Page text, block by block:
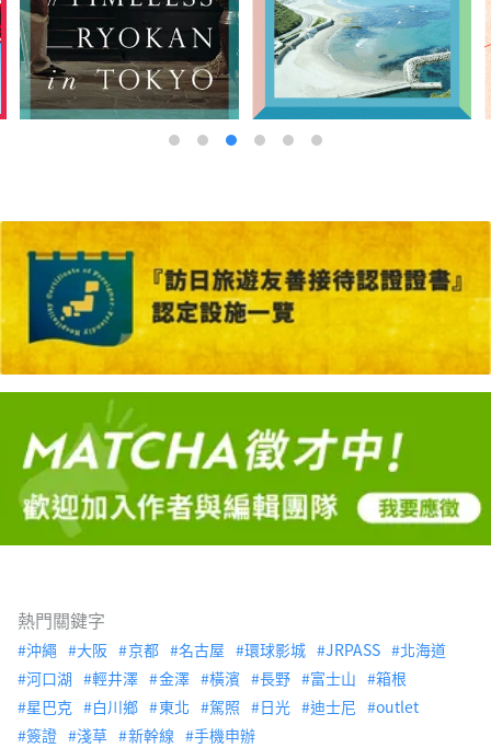
熱門關鍵字
沖繩 大阪 京都 名古屋 環球影城 JRPASS
北海道
河口湖
輕井澤 金澤 橫濱 長野 富士山
箱根
星巴克
白川鄉 東北 駕照 日光 迪士尼
outlet
簽證
淺草 新幹線 手機申辦